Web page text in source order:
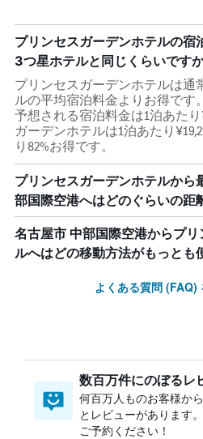
プリンセスガーデンホテルの宿
3つ星ホテルと同じくらいです
プリンセスガーデンホテルは通
ルの平均宿泊料金よりお得です
予想される宿泊料金は1泊あた
ガーデンホテルは1泊あたり
り82%お得です。
プリンセスガーデンホテルから
部国際空港へはどのぐらいの距
名古屋市 中部国際空港からプ
ルへはどの移動方法がもっとも
よくある質問 (FAQ)
数百万件にのぼるレ
何百万人ものお客様か
とレビューがあります
ご予約ください！